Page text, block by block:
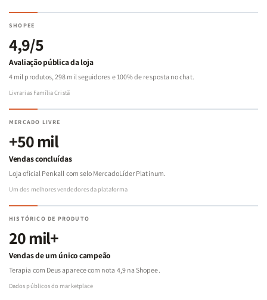
SHOPEE
4,9/5
Avaliação pública da loja
4 mil produtos, 298 mil seguidores e 100% de resposta no chat.
Livrarias Família Cristã
MERCADO LIVRE
+50 mil
Vendas concluídas
Loja oficial Penkall com selo MercadoLíder Platinum.
Um dos melhores vendedores da plataforma
HISTÓRICO DE PRODUTO
20 mil+
Vendas de um único campeão
Terapia com Deus aparece com nota 4,9 na Shopee.
Dados públicos do marketplace